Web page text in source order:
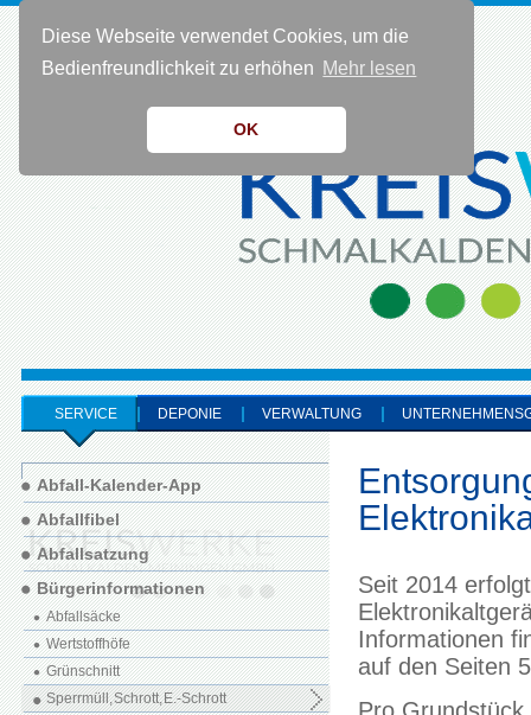
Diese Webseite verwendet Cookies, um die
Bedienfreundlichkeit zu erhöhen Mehr lesen
OK
KONTAKT 0 36 83 - 40 91 0
SERVICE DEPONIE VERWALTUNG
Seit 2014
Informationen
auf den Seiten
Abfall-Kalender-App
Abfallfibel
Abfallsatzung
Bürgerinformationen
Abfallsäcke
Wertstoffhöfe
Grünschnitt
Sperrmüll, Schrott, E.-Schrott